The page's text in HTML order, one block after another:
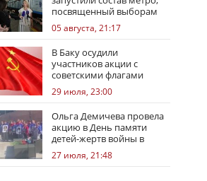
посвященный выборам
05 августа, 21:17
В Баку осудили
участников акции с
советскими флагами
29 июля, 23:00
Ольга Демичева провела
акцию в День памяти
детей-жертв войны в
Донбассе
27 июля, 21:48